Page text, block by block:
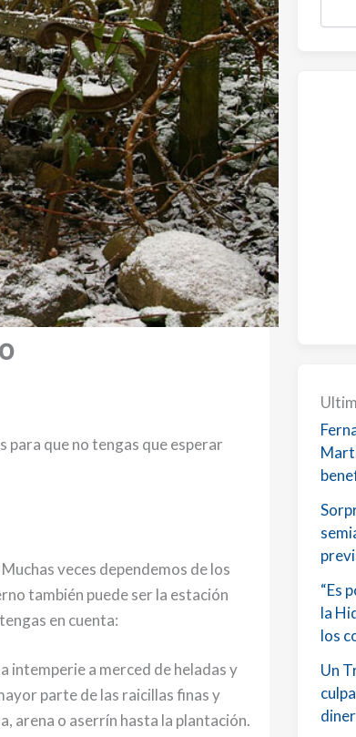
para que no tengas que esperar
veces dependemos de los
también puede ser la estación
en cuenta:
intemperie a merced de heladas y
parte de las raicillas finas y
arena o aserrín hasta la plantación.
“Es
la
los
Un